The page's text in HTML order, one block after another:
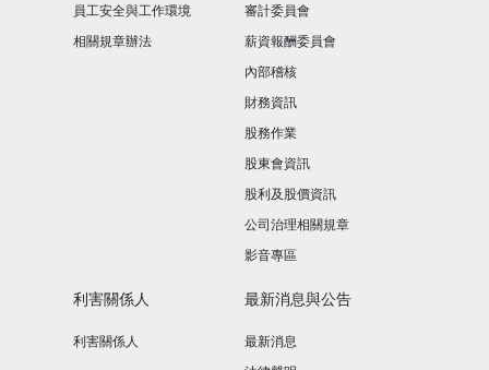
員工安全與工作環境
相關規章辦法
審計委員會
薪資報酬委員會
內部稽核
財務資訊
股務作業
股東會資訊
股利及股價資訊
公司治理相關規章
影音專區
利害關係人
利害關係人
最新消息與公告
最新消息